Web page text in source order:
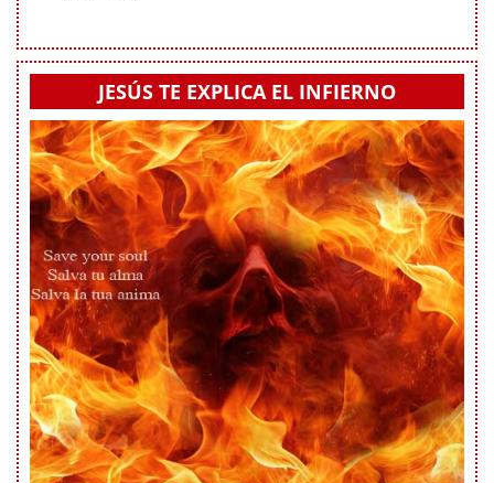
JESÚS TE EXPLICA EL INFIERNO